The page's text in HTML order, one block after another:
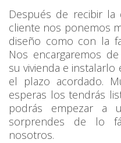
Después de recibir
cliente nos ponemos
diseño como con la
Nos encargaremos
su vivienda e instalarlo
el plazo acordado.
esperas los tendrás
podrás empezar a
sorprendes de lo
nosotros.